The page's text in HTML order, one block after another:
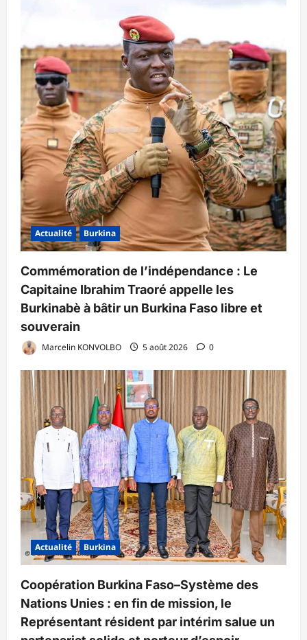
Actualité Burkina
Commémoration de l’indépendance : Le
Capitaine Ibrahim Traoré appelle les
Burkinabè à bâtir un Burkina Faso libre et
souverain
Marcelin KONVOLBO 5 août 2026 0
Actualité Burkina
Coopération Burkina Faso–Système des
Nations Unies : en fin de mission, le
Représentant résident par intérim salue un